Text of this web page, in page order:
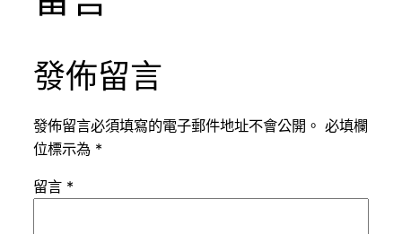
發佈留言
發佈留言必須填寫的電子郵件地址不會公開。 必填欄
位標示為 *
留言 *